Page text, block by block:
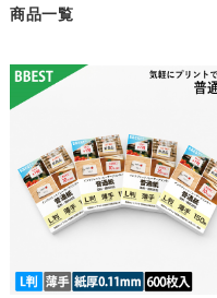
商品一覧